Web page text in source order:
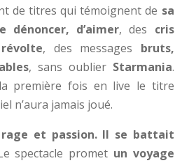
de titres qui témoignent de sa
d’aimer, des cris
, des messages bruts,
, sans oublier Starmania.
première fois en live le titre
n’aura jamais joué.
et passion. Il se battait
spectacle promet un voyage